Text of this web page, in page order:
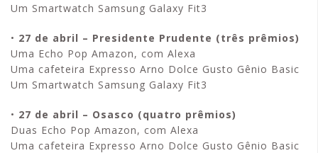
Um Smartwatch Samsung Galaxy Fit3
• 27 de abril – Presidente Prudente (três prêmios)
Uma Echo Pop Amazon, com Alexa
Uma cafeteira Expresso Arno Dolce Gusto Gênio Basic
Um Smartwatch Samsung Galaxy Fit3
• 27 de abril – Osasco (quatro prêmios)
Duas Echo Pop Amazon, com Alexa
Uma cafeteira Expresso Arno Dolce Gusto Gênio Basic